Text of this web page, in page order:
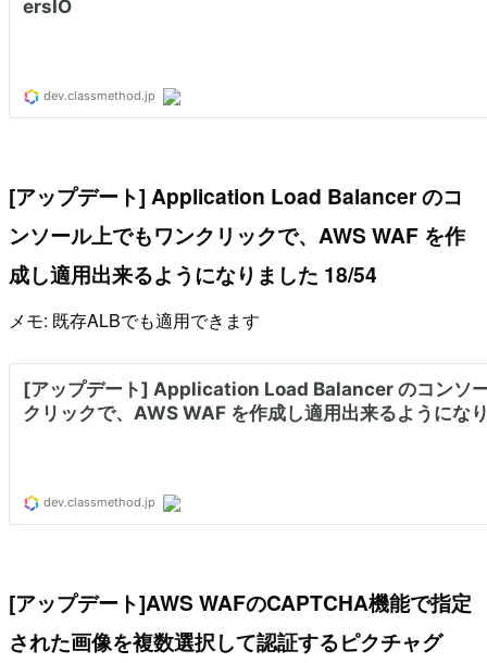
[アップデート] Application Load Balancer のコ
ンソール上でもワンクリックで、AWS WAF を作
成し適用出来るようになりました 18/54
メモ: 既存ALBでも適用できます
[アップデート]AWS WAFのCAPTCHA機能で指定
された画像を複数選択して認証するピクチャグ